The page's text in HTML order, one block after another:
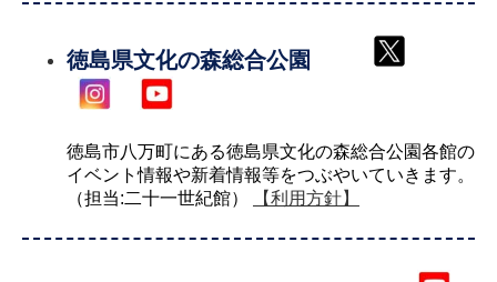
徳島県文化の森総合公園
徳島市八万町にある徳島県文化の森総合公園各館の
イベント情報や新着情報等をつぶやいていきます。
（担当:二十一世紀館）
【利用方針】